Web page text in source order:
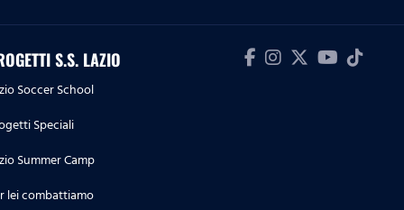
09.05.26
Highlights Serie A Enilive | Lazio-
S.S. LAZIO
Soccer School
Speciali
Summer Camp
lei combattiamo